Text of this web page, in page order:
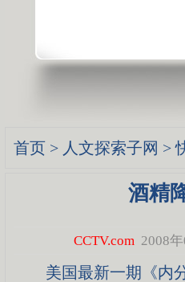
首页 > 人文探索子网 >
酒精
CCTV.com 2008
美国最新一期《内分